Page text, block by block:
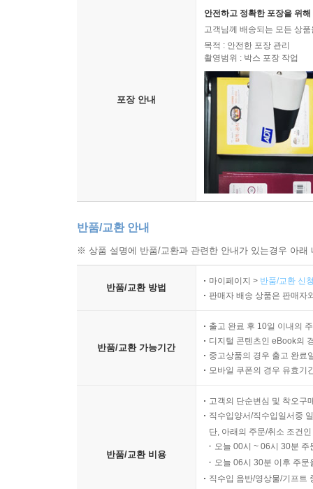
포장 안내
안전하고 정확한 포장을 위
고객님께 배송되는 모든 상
목적 : 안전한 포장 관리
촬영범위 : 박스 포장 작업
반품/교환 안내
※ 상품 설명에 반품/교환과 관련한 안내가 있는경우 아
반품/교환 방법
마이페이지 > 반품/교환 신
판매자 배송 상품은 판매자
반품/교환 가능기간
출고 완료 후 10일 이내의
디지털 콘텐츠인 eBook의
중고상품의 경우 출고 완료
모바일 쿠폰의 경우 유효기
반품/교환 비용
고객의 단순변심 및 착오구
직수입양서/직수입일서중
단, 아래의 주문/취소 조건
오늘 00시 ~ 06시 30분
오늘 06시 30분 이후 주
직수입 음반/영상물/기프트